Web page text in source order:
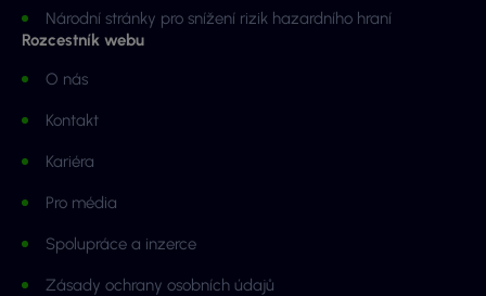
Národní stránky pro snížení rizik hazardního hraní
Rozcestník webu
O nás
Kontakt
Kariéra
Pro média
Spolupráce a inzerce
Zásady ochrany osobních údajů